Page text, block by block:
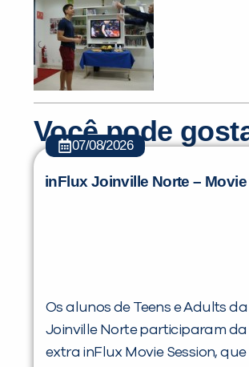
Você pode
07/08/2026
inFlux Joinville Norte –
Os alunos de Teens e Adults
Joinville Norte participaram
extra inFlux Movie Session,